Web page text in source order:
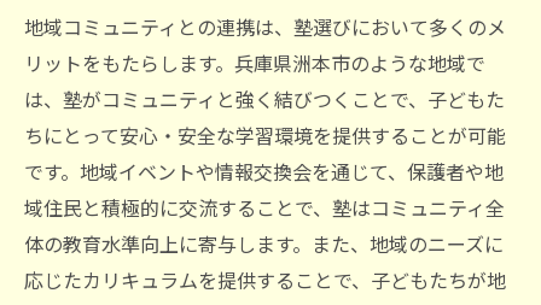
地域コミュニティとの連携は、塾選びにおいて多くのメ
リットをもたらします。兵庫県洲本市のような地域で
は、塾がコミュニティと強く結びつくことで、子どもた
ちにとって安心・安全な学習環境を提供することが可能
です。地域イベントや情報交換会を通じて、保護者や地
域住民と積極的に交流することで、塾はコミュニティ全
体の教育水準向上に寄与します。また、地域のニーズに
応じたカリキュラムを提供することで、子どもたちが地